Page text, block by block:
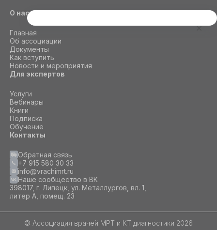
О нас
Главная
Об ассоциации
Документы
Как вступить
Новости и мероприятия
Для экспертов
Услуги
Вебинары
Книги
Подписка
Обучение
Контакты
Обратная связь
+7 915 580 30 33
info@vrachimrt.ru
Наше сообщество в ВК
398017, г. Липецк, ул. Металлургов, вл. 1,
литер А, помещ. 23
© Ассоциация врачей МРТ и КТ диагностики 2026
Этот сайт использует cookie
Для корректной работы данного сайта
необходимы файлы cookie
СОГЛАСИЕ